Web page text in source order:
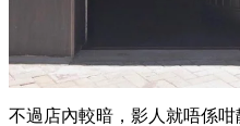
不過店內較暗，影人就唔係